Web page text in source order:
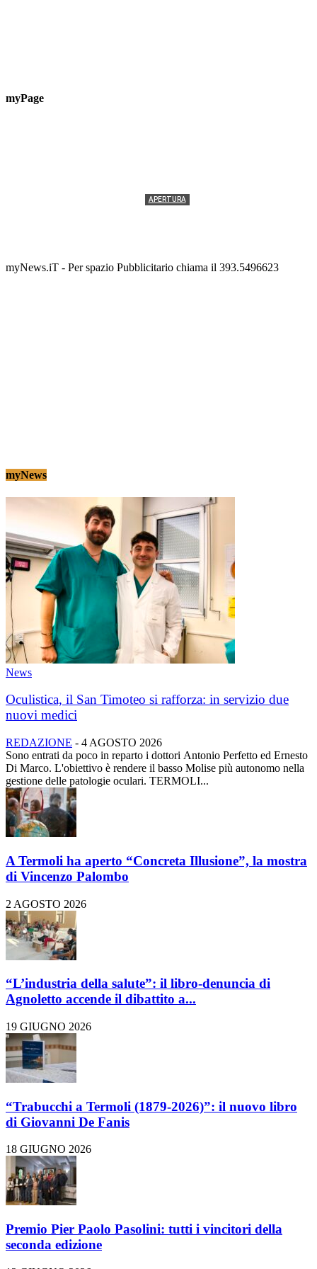
myPage
APERTURA
myNews.iT - Per spazio Pubblicitario chiama il 393.5496623
myNews
News
Oculistica, il San Timoteo si rafforza: in servizio due
nuovi medici
REDAZIONE - 4 AGOSTO 2026
Sono entrati da poco in reparto i dottori Antonio Perfetto ed Ernesto
Di Marco. L'obiettivo è rendere il basso Molise più autonomo nella
gestione delle patologie oculari. TERMOLI...
A Termoli ha aperto “Concreta Illusione”, la mostra
di Vincenzo Palombo
2 AGOSTO 2026
“L’industria della salute”: il libro-denuncia di
Agnoletto accende il dibattito a...
19 GIUGNO 2026
“Trabucchi a Termoli (1879-2026)”: il nuovo libro
di Giovanni De Fanis
18 GIUGNO 2026
Premio Pier Paolo Pasolini: tutti i vincitori della
seconda edizione